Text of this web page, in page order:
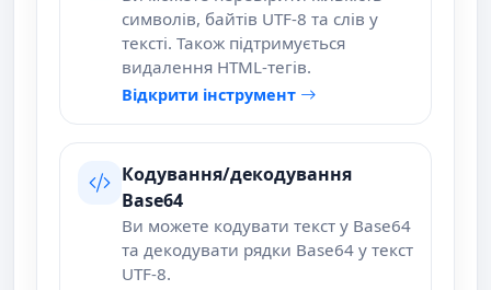
символів, байтів UTF-8 та слів у
тексті. Також підтримується
видалення HTML-тегів.
Відкрити інструмент
Кодування/декодування
Base64
Ви можете кодувати текст у Base64
та декодувати рядки Base64 у текст
UTF-8.